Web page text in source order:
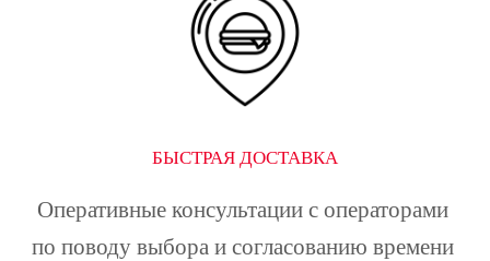
БЫСТРАЯ ДОСТАВКА
Оперативные консультации с операторами
по поводу выбора и согласованию времени